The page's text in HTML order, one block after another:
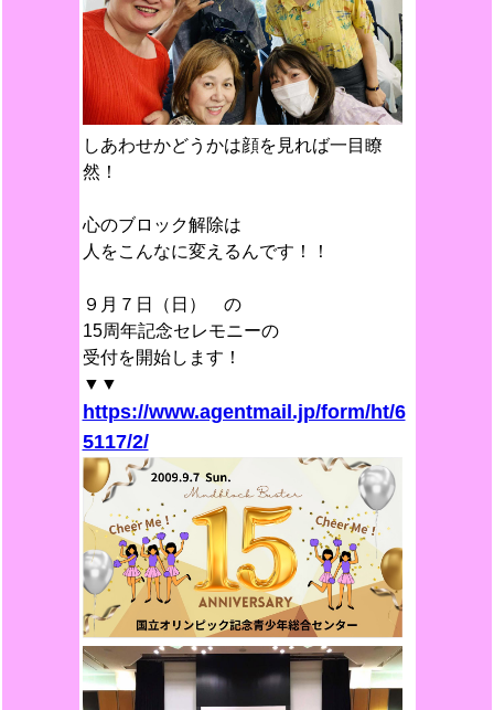
しあわせかどうかは顔を見れば一目瞭
然！
心のブロック解除は
人をこんなに変えるんです！！
９月７日（日） の
15周年記念セレモニーの
受付を開始します！
▼▼
https://www.agentmail.jp/form/ht/6
5117/2/